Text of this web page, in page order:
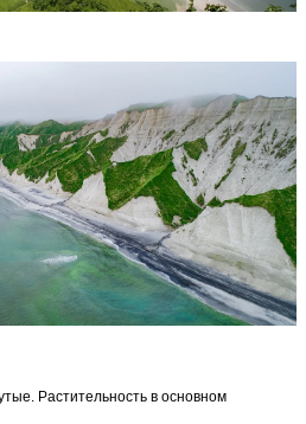
Растительность в основном